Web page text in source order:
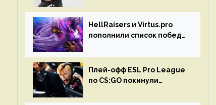
Circuit 2023
HellRaisers и Virtus.pro
пополнили список побед
Плей-офф ESL Pro League
по CS:GO покинули